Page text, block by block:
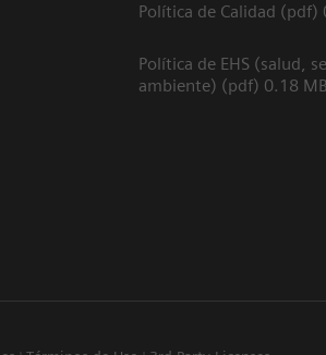
Política de Calidad (pdf)
Política de EHS (salud,
ambiente) (pdf) 0.18 MB